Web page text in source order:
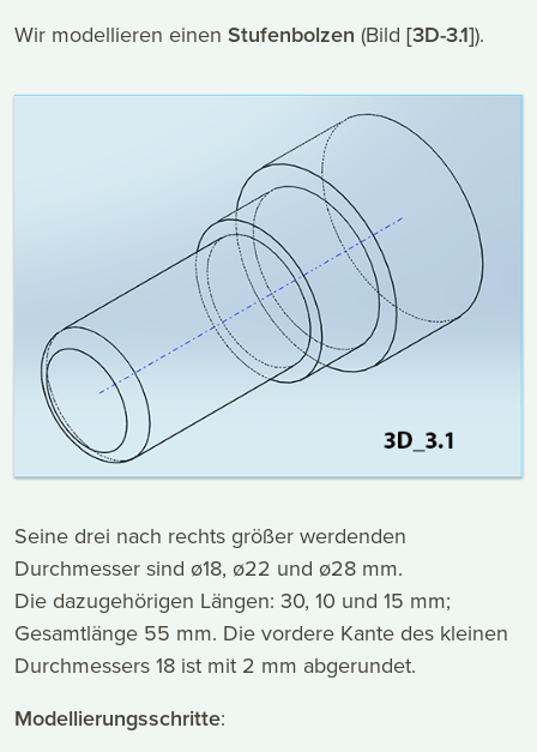
Wir modellieren einen Stufenbolzen (Bild [3D-3.1]).
Seine drei nach rechts größer werdenden
Durchmesser sind ø18, ø22 und ø28 mm.
Die dazugehörigen Längen: 30, 10 und 15 mm;
Gesamtlänge 55 mm. Die vordere Kante des kleinen
Durchmessers 18 ist mit 2 mm abgerundet.
Modellierungsschritte: